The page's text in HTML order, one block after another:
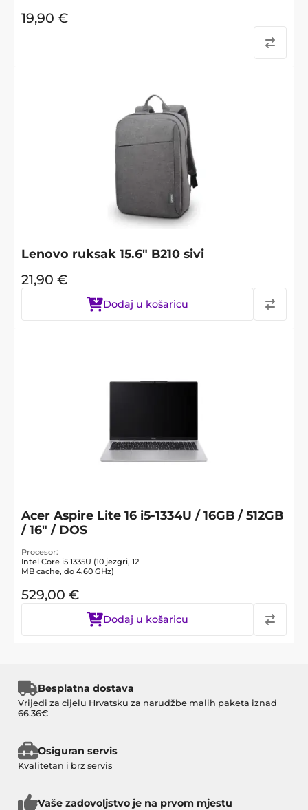
19,90 €
Lenovo ruksak 15.6" B210 sivi
21,90 €
Dodaj u košaricu
Acer Aspire Lite 16 i5-1334U / 16GB / 512GB
/ 16" / DOS
Procesor
Intel Core i5 1335U (10 jezgri, 12
MB cache, do 4.60 GHz)
529,00 €
Dodaj u košaricu
Besplatna dostava
Vrijedi za cijelu Hrvatsku za narudžbe malih paketa iznad
66.36€
Osiguran servis
Kvalitetan i brz servis
Vaše zadovoljstvo je na prvom mjestu